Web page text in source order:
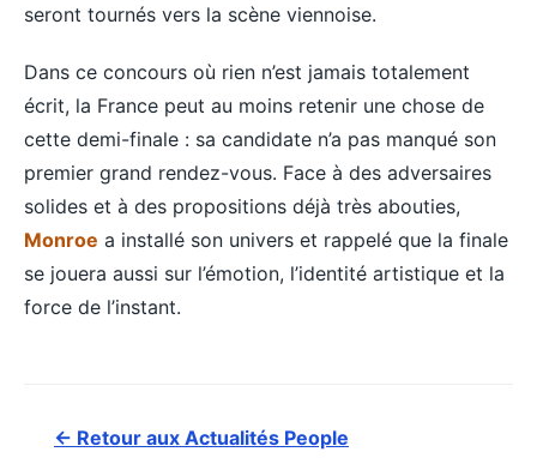
seront tournés vers la scène viennoise.
Dans ce concours où rien n’est jamais totalement
écrit, la France peut au moins retenir une chose de
cette demi-finale : sa candidate n’a pas manqué son
premier grand rendez-vous. Face à des adversaires
solides et à des propositions déjà très abouties,
Monroe a installé son univers et rappelé que la finale
se jouera aussi sur l’émotion, l’identité artistique et la
force de l’instant.
← Retour aux Actualités People